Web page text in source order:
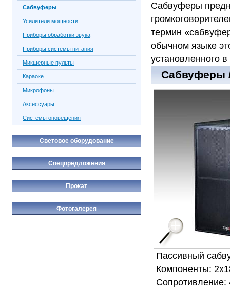
Сабвуферы
термин
обычном языке
установленного
Сабвуферы /
Пассивный
Компоненты:
Сабвуферы
Усилители мощности
Приборы обработки звука
Приборы системы питания
Микшерные пульты
Караоке
Микрофоны
Аксессуары
Системы оповещения
Световое оборудование
Спецпредложения
Прокат
Фотогалерея